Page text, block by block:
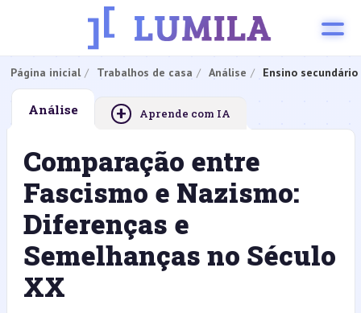
Página inicial Trabalhos de casa Análise Ensino secundário
Análise + Aprende com IA
Comparação entre
Fascismo e Nazismo:
Diferenças e
Semelhanças no Século
XX